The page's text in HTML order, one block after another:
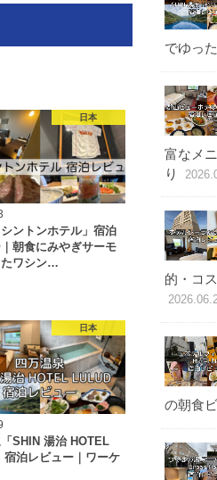
日本
シントンホテル」宿泊
｜朝食にみやぎサーモ
たワシン…
日本
「SHIN 湯治 HOTEL
宿泊レビュー｜ワーケ
でゆっ
富なメ
り
的・コ
の朝食